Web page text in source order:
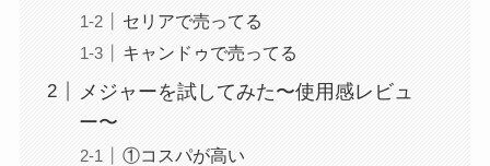
セリアで売ってる
キャンドゥで売ってる
メジャーを試してみた〜使用感レビュ
ー〜
①コスパが高い